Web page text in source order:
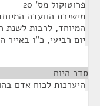
פרוטוקול מס' 20
מישיבת הוועדה
המיוחד, לרבות לשנת
יום רביעי, כ"ו באייר התש"ף (20 במאי
סדר היום
היערכות לכוח אדם